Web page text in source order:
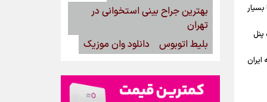
پنل
ایران
بهترین جراح بینی استخوانی در
تهران
بلیط اتوبوس
دانلود وان موزیک